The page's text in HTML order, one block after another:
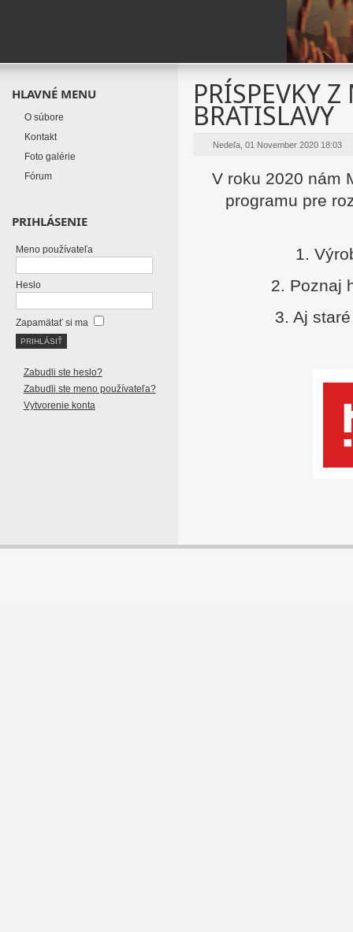
PRÍSPEVKY
BRATISLAVY
Nedeľa, 01 November 2020 18:03
V roku 2020 nám
programu pre
1.
2. Poznaj
3. Aj
HLAVNÉ MENU
O súbore
Kontakt
Foto galérie
Fórum
PRIHLÁSENIE
Meno používateľa
Heslo
Zapamätať si ma
Zabudli ste heslo?
Zabudli ste meno používateľa?
Vytvorenie konta